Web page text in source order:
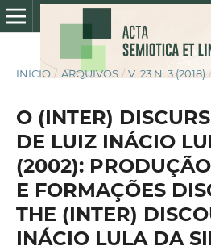
INÍCIO / ARQUIVOS / V. 23 N. 3 (2018) /
O (INTER)
DE LUIZ INÁCIO
(2002):
E FORMAÇÕES
THE (INTER)
INÁCIO LULA DA